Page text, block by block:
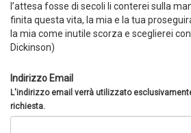
l’attesa fosse di secoli li conterei sulla
finita questa vita, la mia e la tua
la mia come inutile scorza e sceglierei
Dickinson)
Indirizzo Email
L'indirizzo email verrà utilizzato
richiesta.